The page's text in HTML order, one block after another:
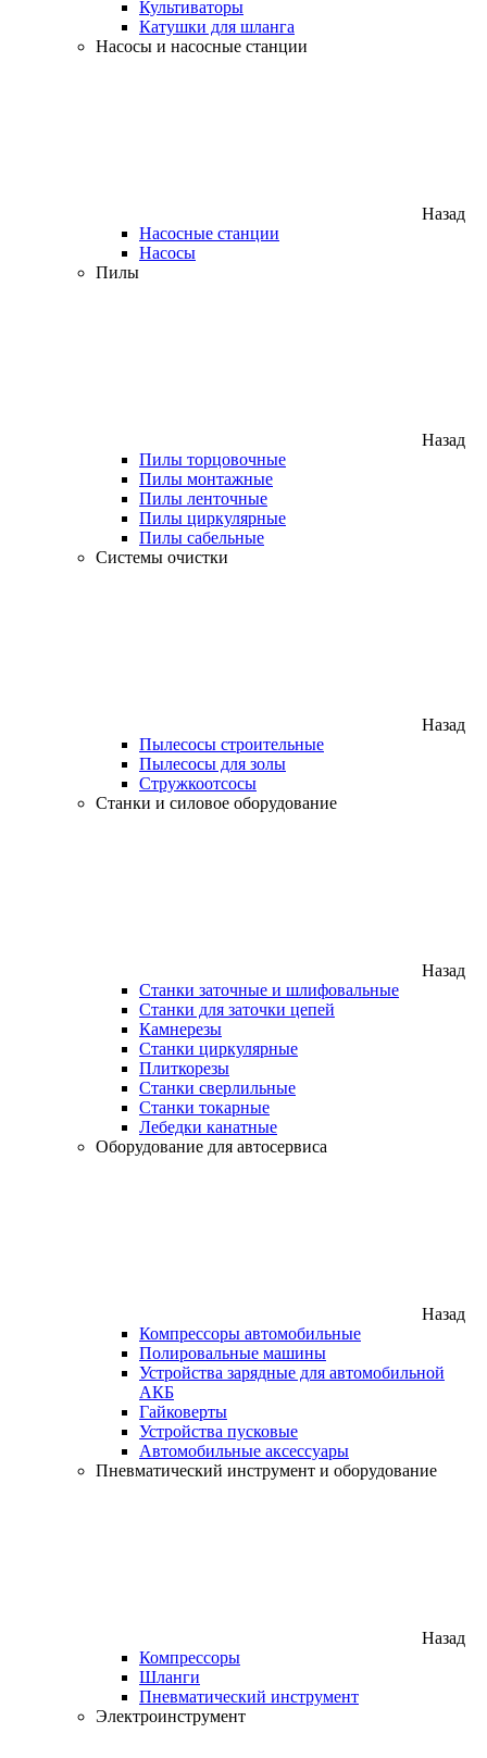
Культиваторы
Катушки для шланга
Насосы и насосные станции
Назад
Насосные станции
Насосы
Пилы
Назад
Пилы торцовочные
Пилы монтажные
Пилы ленточные
Пилы циркулярные
Пилы сабельные
Системы очистки
Назад
Пылесосы строительные
Пылесосы для золы
Стружкоотсосы
Станки и силовое оборудование
Назад
Станки заточные и шлифовальные
Станки для заточки цепей
Камнерезы
Станки циркулярные
Плиткорезы
Станки сверлильные
Станки токарные
Лебедки канатные
Оборудование для автосервиса
Назад
Компрессоры автомобильные
Полировальные машины
Устройства зарядные для автомобильной
АКБ
Гайковерты
Устройства пусковые
Автомобильные аксессуары
Пневматический инструмент и оборудование
Назад
Компрессоры
Шланги
Пневматический инструмент
Электроинструмент